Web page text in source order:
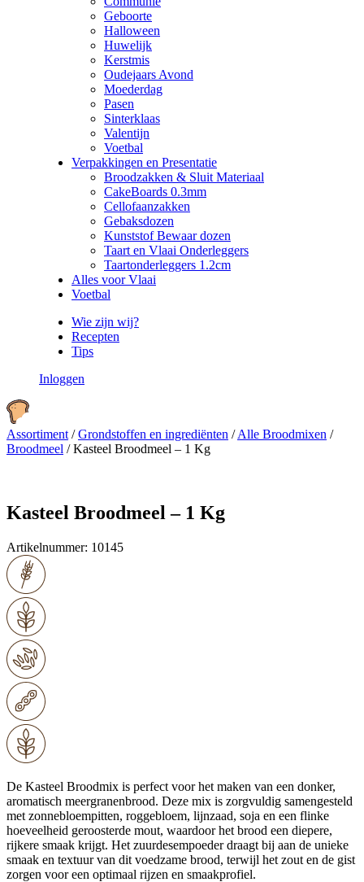
Geboorte
Halloween
Huwelijk
Kerstmis
Oudejaars Avond
Moederdag
Pasen
Sinterklaas
Valentijn
Voetbal
Verpakkingen en Presentatie
Broodzakken & Sluit Materiaal
CakeBoards 0.3mm
Cellofaanzakken
Gebaksdozen
Kunststof Bewaar dozen
Taart en Vlaai Onderleggers
Taartonderleggers 1.2cm
Alles voor Vlaai
Voetbal
Wie zijn wij?
Recepten
Tips
Inloggen
Assortiment /Grondstoffen en ingrediënten /Alle Broodmixen /
Broodmeel /Kasteel Broodmeel – 1 Kg
Kasteel Broodmeel – 1 Kg
Artikelnummer: 10145
De Kasteel Broodmix is perfect voor het maken van een donker,
aromatisch meergranenbrood. Deze mix is zorgvuldig samengesteld
met zonnebloempitten, roggebloem, lijnzaad, soja en een flinke
hoeveelheid geroosterde mout, waardoor het brood een diepere,
rijkere smaak krijgt. Het zuurdesempoeder draagt bij aan de unieke
smaak en textuur van dit voedzame brood, terwijl het zout en de gist
zorgen voor een optimaal rijzen en smaakprofiel.